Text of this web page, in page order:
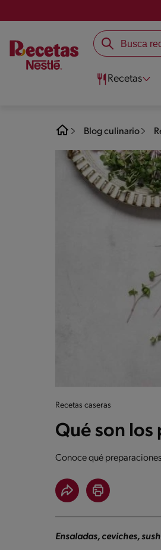
Recetas
Blog culinario
Recetas caseras
Qué son
Conoce qué
Ensaladas, ceviches,